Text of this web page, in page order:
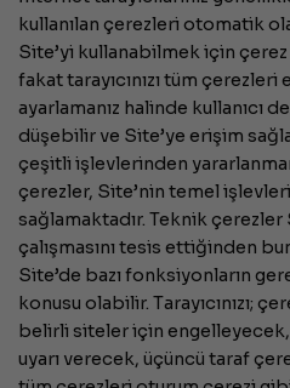
kullanılan çerezleri otomatik
Site’yi kullanabilmek için çerez
fakat tarayıcınızı tüm
ayarlamanız halinde kullanıcı
düşebilir ve Site’ye erişim
çeşitli işlevlerinden
çerezler, Site’nin temel
sağlamaktadır. Teknik
çalışmasını tesis ettiğinden
Site’de bazı fonksiyonların
konusu olabilir. Tarayıcınızı;
belirli siteler için
uyarı verecek, üçüncü taraf